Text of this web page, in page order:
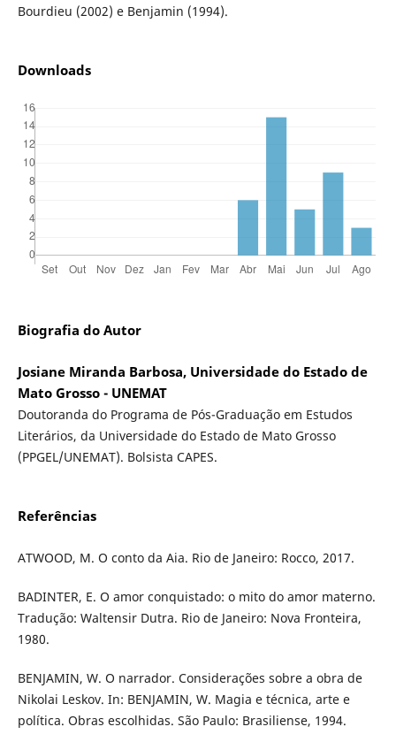
Bourdieu (2002) e Benjamin (1994).
Downloads
Biografia do Autor
Josiane Miranda Barbosa, Universidade do Estado de
Mato Grosso - UNEMAT
Doutoranda do Programa de Pós-Graduação em Estudos
Literários, da Universidade do Estado de Mato Grosso
(PPGEL/UNEMAT). Bolsista CAPES.
Referências
ATWOOD, M. O conto da Aia. Rio de Janeiro: Rocco, 2017.
BADINTER, E. O amor conquistado: o mito do amor materno.
Tradução: Waltensir Dutra. Rio de Janeiro: Nova Fronteira,
1980.
BENJAMIN, W. O narrador. Considerações sobre a obra de
Nikolai Leskov. In: BENJAMIN, W. Magia e técnica, arte e
política. Obras escolhidas. São Paulo: Brasiliense, 1994.